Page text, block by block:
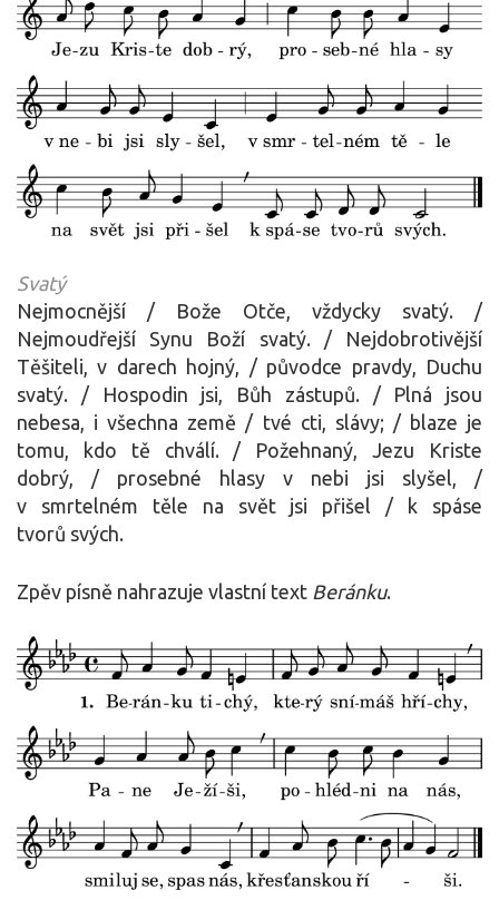
Svatý
Nejmocnější / Bože Otče, vždycky svatý. /
Nejmoudřejší Synu Boží svatý. / Nejdobrotivější
Těšiteli, v darech hojný, / původce pravdy, Duchu
svatý. / Hospodin jsi, Bůh zástupů. / Plná jsou
nebesa, i všechna země / tvé cti, slávy; / blaze je
tomu, kdo tě chválí. / Požehnaný, Jezu Kriste
dobrý, / prosebné hlasy v nebi jsi slyšel, /
v smrtelném těle na svět jsi přišel / k spáse
tvorů svých.
Zpěv písně nahrazuje vlastní text Beránku.